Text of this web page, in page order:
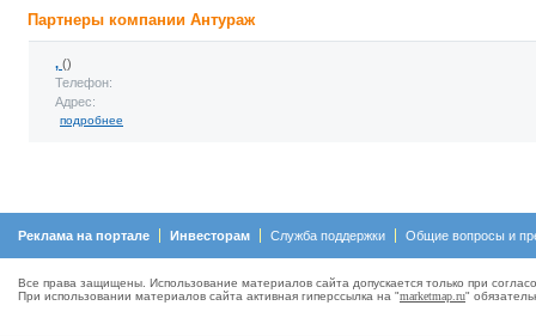
Партнеры компании Антураж
, ()
Телефон:
Адрес:
подробнее
Реклама на портале Инвесторам Служба поддержки Общие вопросы и
Все права защищены. Использование материалов сайта допускается только при
При использовании материалов сайта активная гиперсcылка на "marketmap.ru"